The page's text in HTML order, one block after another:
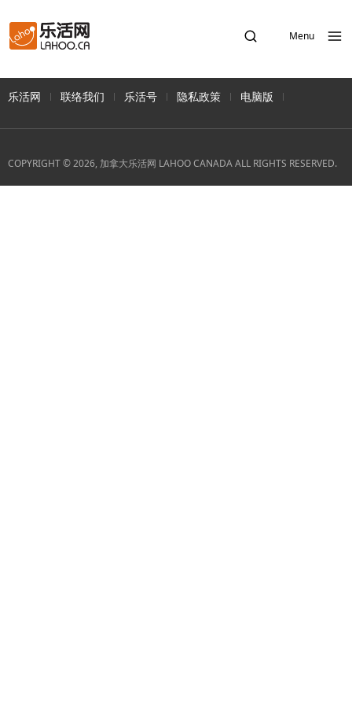
Menu
乐活网 联络我们 乐活号 隐私政策 电脑版
COPYRIGHT © 2026, 加拿大乐活网 LAHOO CANADA ALL RIGHTS RESERVED.